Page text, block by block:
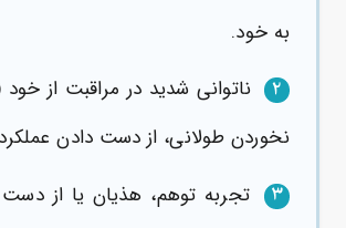
به خود.
2
ناتوانی شدید در مراقبت از
نخوردن طولانی، از دست دادن عملکرد
3
تجربه توهم، هذیان یا از دست